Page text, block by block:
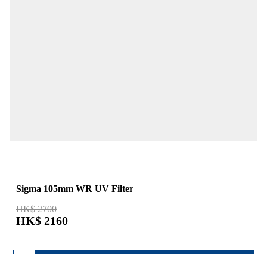
Sigma 105mm WR UV Filter
HK$ 2700
HK$ 2160